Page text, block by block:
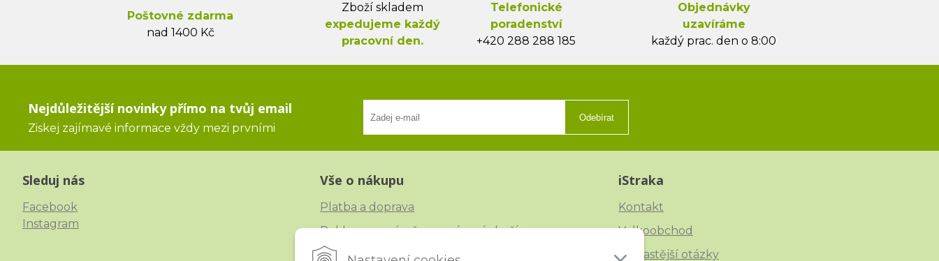
Poštovné zdarma
nad 1400 Kč
Zboží skladem
expedujeme každý
pracovní den.
Telefonické
poradenství
+420 288 288 185
Objednávky
uzavíráme
každý prac. den o 8:00
Nejdůležitější novinky přímo na tvůj email
Ziskej zajímavé informace vždy mezi prvními
Odebírat
Sleduj nás
Facebook
Instagram
Vše o nákupu
Platba a doprava
Reklamace, výměna a vrácení zboží
Obchodní podmínky
iStraka
Kontakt
Velkoobchod
Nejčastější otázky